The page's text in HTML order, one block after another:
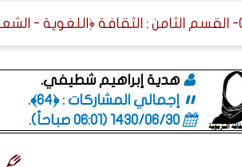
الساعة.
هدية إبراهيم شطيفي.
إجمالي المشاركات : ﴿64﴾.
1430/06/30 (06:01 صباحاً)
.